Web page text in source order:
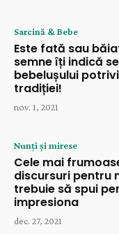
Sarcină & Bebe
Este fată sau
semne îți indică
bebelușului
tradiției!
nov. 1, 2021
Nunți și mirese
Cele mai
discursuri pentru
trebuie să spui
impresiona
dec. 27, 2021